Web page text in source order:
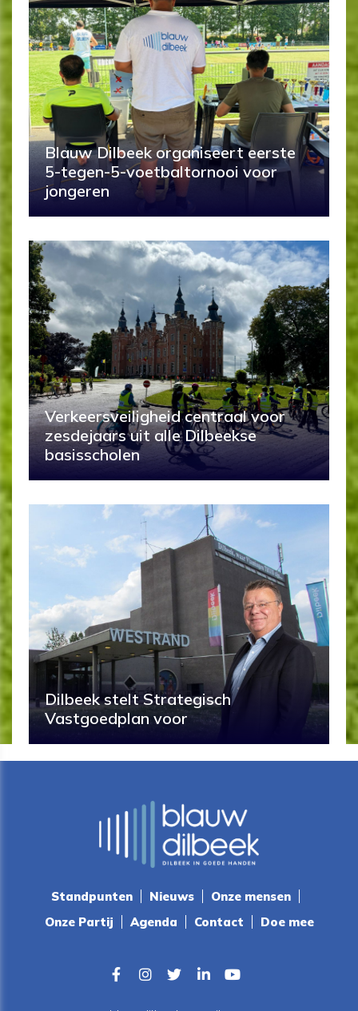
Blauw Dilbeek organiseert eerste
5-tegen-5-voetbaltornooi voor
jongeren
Verkeersveiligheid centraal voor
zesdejaars uit alle Dilbeekse
basisscholen
Dilbeek stelt Strategisch
Vastgoedplan voor
Standpunten Nieuws
Onze mensen
Onze Partij
Agenda Contact Doe mee